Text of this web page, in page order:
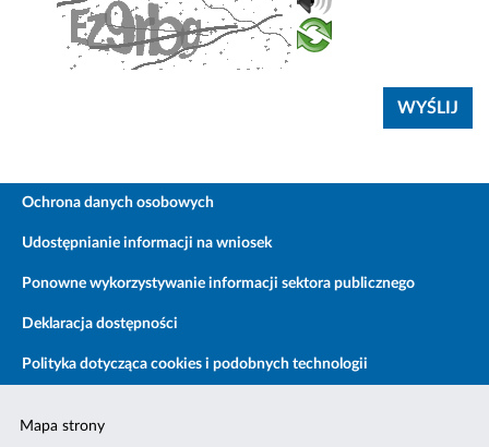
Ochrona danych osobowych
Udostępnianie informacji na wniosek
Ponowne wykorzystywanie informacji sektora publicznego
Deklaracja dostępności
Polityka dotycząca cookies i podobnych technologii
Mapa strony